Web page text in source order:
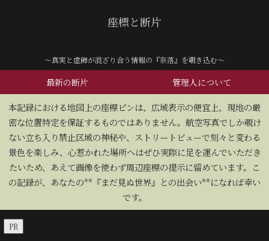
座標と断片
～真実と虚飾が混ざり合う情報の『奈落』を覗き込む～
最新の断片 管理人について
​本記録における地図上の座標ピンは、広域表示の便宜上、現地の厳
密な位置特定を保証するものではありません。航空写真でしか覗け
ない立ち入り禁止区域の神秘や、ストリートビューで刻々と変わる
景色を楽しみ、心惹かれた場所へはぜひ実際に足を運んでいただき
たいため、あえて画像を使わず周辺座標の提示に留めています。こ
の記録が、あなたの**『まだ見ぬ世界』との出会い**になれば幸い
です。
PR